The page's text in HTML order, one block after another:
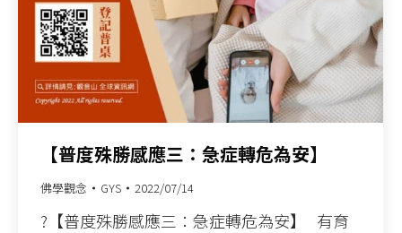
【普度殊勝感應三：急症轉危為安】
佛學觀念 GYS 2022/07/14
?【普度殊勝感應三：急症轉危為安】 有育